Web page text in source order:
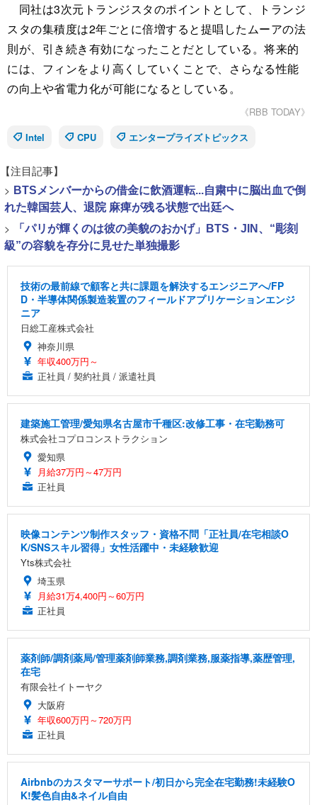
同社は3次元トランジスタのポイントとして、トランジ
スタの集積度は2年ごとに倍増すると提唱したムーアの法
則が、引き続き有効になったことだとしている。将来的
には、フィンをより高くしていくことで、さらなる性能
の向上や省電力化が可能になるとしている。
《RBB TODAY》
Intel
CPU エンタープライズトピックス
【注目記事】
> BTSメンバーからの借金に飲酒運転...自粛中に脳出血で倒
れた韓国芸人、退院 麻痺が残る状態で出廷へ
>
「パリが輝くのは彼の美貌のおかげ」BTS・JIN、“彫刻
級”の容貌を存分に見せた単独撮影
技術の最前線で顧客と共に課題を解決するエンジニアへ/FP
D・半導体関係製造装置のフィールドアプリケーションエンジ
ニア
日総工産株式会社
神奈川県
年収400万円～
正社員 / 契約社員 / 派遣社員
建築施工管理/愛知県名古屋市千種区:改修工事・在宅勤務可
株式会社コプロコンストラクション
愛知県
月給37万円～47万円
正社員
映像コンテンツ制作スタッフ・資格不問「正社員/在宅相談O
K/SNSスキル習得」女性活躍中・未経験歓迎
Yts株式会社
埼玉県
月給31万4,400円～60万円
正社員
薬剤師/調剤薬局/管理薬剤師業務,調剤業務,服薬指導,薬歴管理,
在宅
有限会社イトーヤク
大阪府
年収600万円～720万円
正社員
Airbnbのカスタマーサポート/初日から完全在宅勤務!未経験O
K!髪色自由&ネイル自由